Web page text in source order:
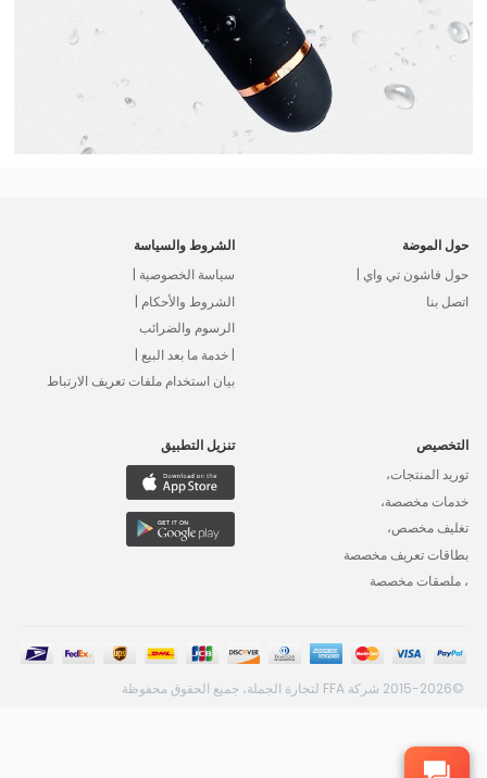
حول الموضة
حول فاشون تي واي |
اتصل بنا
الشروط والسياسة
سياسة الخصوصية |
الشروط والأحكام |
الرسوم والضرائب
| خدمة ما بعد البيع |
بيان استخدام ملفات تعريف الارتباط
التخصيص
توريد المنتجات،
خدمات مخصصة،
تغليف مخصص،
بطاقات تعريف مخصصة
، ملصقات مخصصة
تنزيل التطبيق
©2015-2026 شركة FFA لتجارة الجملة، جميع الحقوق محفوظة